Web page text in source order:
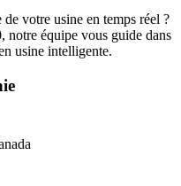
votre usine en temps réel ?
notre équipe vous guide dans
usine intelligente.